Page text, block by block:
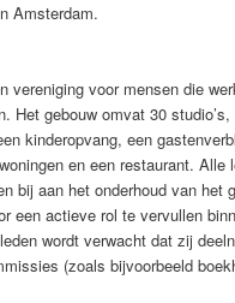
Amsterdam.
vereniging voor mensen die
Het gebouw omvat 30 studio’s,
kinderopvang, een
en een restaurant. Alle
bij aan het onderhoud van het
een actieve rol te vervullen
wordt verwacht dat zij
(zoals bijvoorbeeld